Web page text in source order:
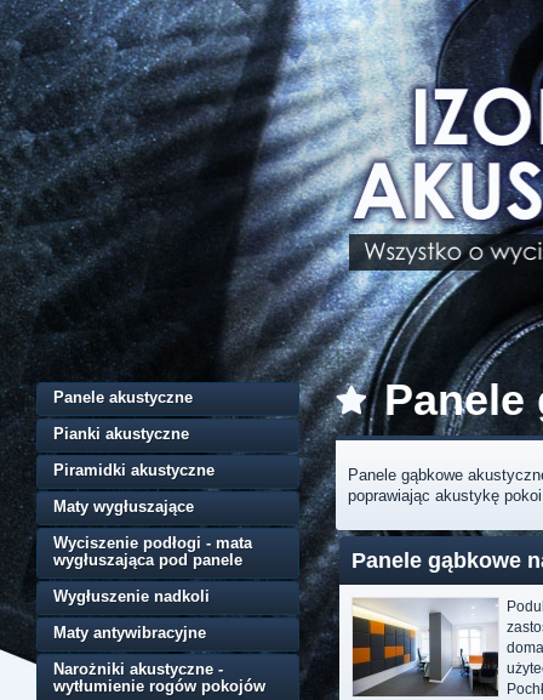
Panele akustyczne
Pianki akustyczne
Piramidki akustyczne
Maty wygłuszające
Wyciszenie podłogi - mata
wygłuszająca pod panele
Wygłuszenie nadkoli
Maty antywibracyjne
Narożniki akustyczne -
wytłumienie rogów pokojów
Panele
Panele gąbkowe
poprawiając akustykę
Panele gąbkowe